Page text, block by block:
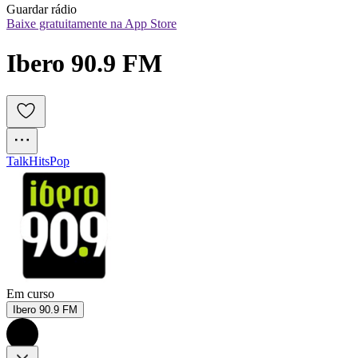
Guardar rádio
Baixe gratuitamente na App Store
Ibero 90.9 FM
TalkHitsPop
Em curso
Ibero 90.9 FM